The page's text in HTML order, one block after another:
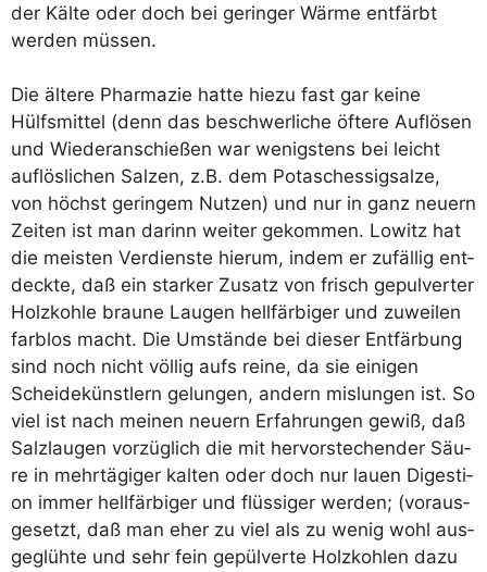
der Käl­te oder doch bei gerin­ger Wär­me ent­färbt
wer­den müssen.
Die älte­re Phar­ma­zie hat­te hie­zu fast gar kei­ne
Hülfs­mit­tel (denn das beschwer­li­che öfte­re Auf­lö­sen
und Wie­der­an­schie­ßen war wenigs­tens bei leicht
auf­lös­li­chen Sal­zen, z.B. dem Potasch­essig­s­al­ze,
von höchst gerin­gem Nut­zen) und nur in ganz neu­ern
Zei­ten ist man dar­inn wei­ter gekom­men. Lowitz hat
die meis­ten Ver­diens­te hier­um, indem er zufäl­lig ent­
deck­te, daß ein star­ker Zusatz von frisch gepul­ver­ter
Holz­koh­le brau­ne Lau­gen hell­fär­bi­ger und zuwei­len
farb­los macht. Die Umstän­de bei die­ser Ent­fär­bung
sind noch nicht völ­lig aufs rei­ne, da sie eini­gen
Schei­de­künst­lern gelun­gen, andern mis­lun­gen ist. So
viel ist nach mei­nen neu­ern Erfah­run­gen gewiß, daß
Salz­lau­gen vor­züg­lich die mit her­vor­ste­chen­der Säu­
re in mehr­tä­gi­ger kal­ten oder doch nur lau­en Diges­ti­
on immer hell­fär­bi­ger und flüs­si­ger wer­den; (vor­aus­
ge­setzt, daß man eher zu viel als zu wenig wohl aus­
ge­glüh­te und sehr fein gepül­ver­te Holz­koh­len dazu